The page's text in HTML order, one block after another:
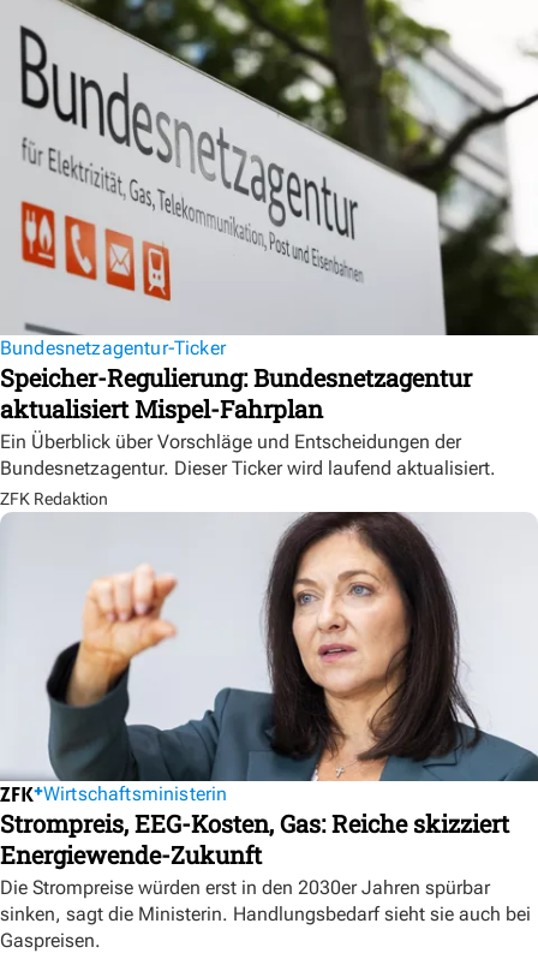
Bundesnetzagentur-Ticker
Speicher-Regulierung: Bundesnetzagentur
aktualisiert Mispel-Fahrplan
Ein Überblick über Vorschläge und Entscheidungen der
Bundesnetzagentur. Dieser Ticker wird laufend aktualisiert.
ZFK Redaktion
Wirtschaftsministerin
Strompreis, EEG-Kosten, Gas: Reiche skizziert
Energiewende-Zukunft
Die Strompreise würden erst in den 2030er Jahren spürbar
sinken, sagt die Ministerin. Handlungsbedarf sieht sie auch bei
Gaspreisen.